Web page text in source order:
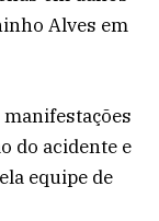
Alves em
do acidente e
equipe de